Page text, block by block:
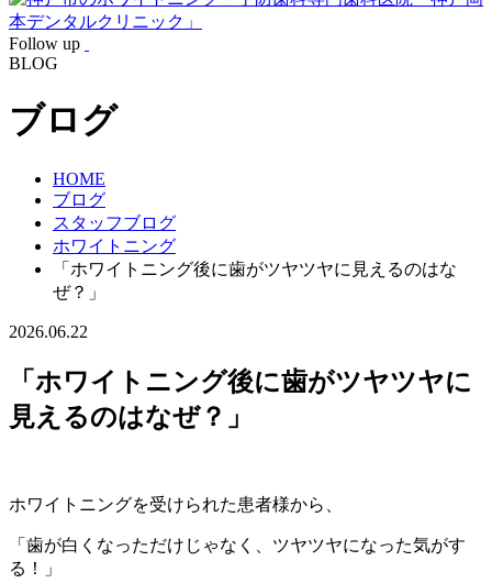
Follow up
BLOG
ブログ
HOME
ブログ
スタッフブログ
ホワイトニング
「ホワイトニング後に歯がツヤツヤに見えるのはな
ぜ？」
2026.06.22
「ホワイトニング後に歯がツヤツヤに
見えるのはなぜ？」
ホワイトニングを受けられた患者様から、
「歯が白くなっただけじゃなく、ツヤツヤになった気がす
る！」